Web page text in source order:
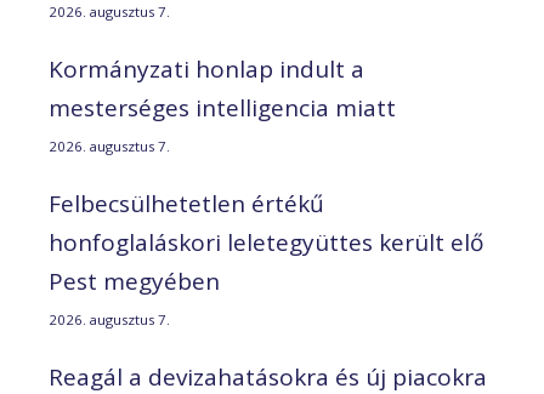
2026. augusztus 7.
Kormányzati honlap indult a
mesterséges intelligencia miatt
2026. augusztus 7.
Felbecsülhetetlen értékű
honfoglaláskori leletegyüttes került elő
Pest megyében
2026. augusztus 7.
Reagál a devizahatásokra és új piacokra